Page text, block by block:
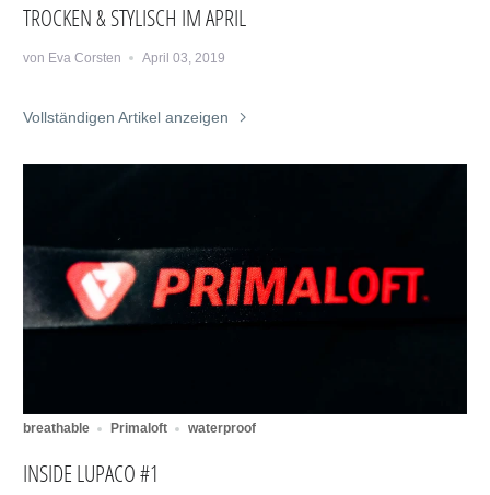
TROCKEN & STYLISCH IM APRIL
von Eva Corsten April 03, 2019
Vollständigen Artikel anzeigen
breathable Primaloft waterproof
INSIDE LUPACO #1